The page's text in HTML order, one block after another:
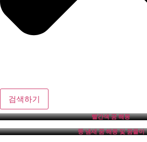
검색하기
빨간색 꿈 해몽
똥 냄새 꿈 해몽 및 꿈풀이